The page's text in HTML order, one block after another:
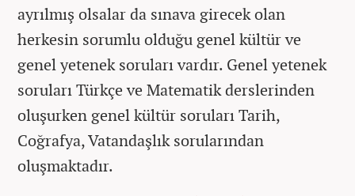
ayrılmış olsalar da sınava girecek olan
herkesin sorumlu olduğu genel kültür ve
genel yetenek soruları vardır. Genel yetenek
soruları Türkçe ve Matematik derslerinden
oluşurken genel kültür soruları Tarih,
Coğrafya, Vatandaşlık sorularından
oluşmaktadır.